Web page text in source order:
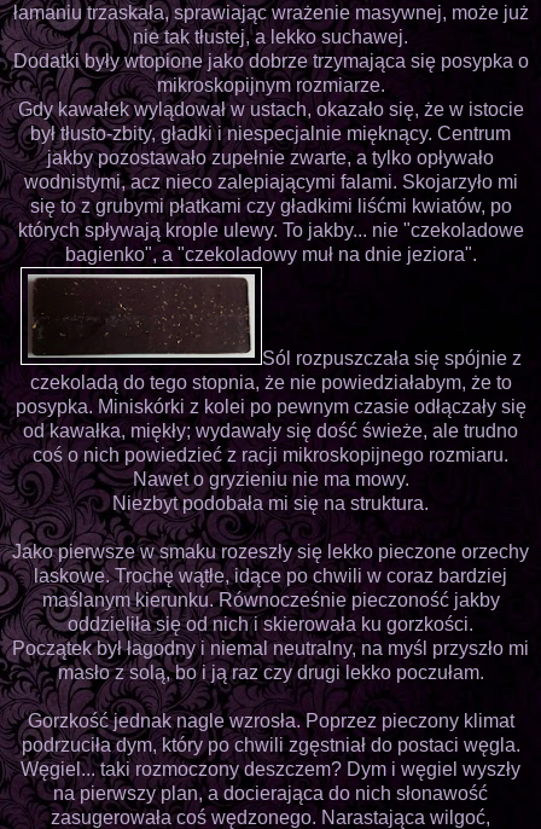
łamaniu trzaskała, sprawiając wrażenie masywnej, może już
nie tak tłustej, a lekko suchawej.
Dodatki były wtopione jako dobrze trzymająca się posypka o
mikroskopijnym rozmiarze.
Gdy kawałek wylądował w ustach, okazało się, że w istocie
był tłusto-zbity, gładki i niespecjalnie mięknący. Centrum
jakby pozostawało zupełnie zwarte, a tylko opływało
wodnistymi, acz nieco zalepiającymi falami. Skojarzyło mi
się to z grubymi płatkami czy gładkimi liśćmi kwiatów, po
których spływają krople ulewy. To jakby... nie "czekoladowe
bagienko", a "czekoladowy muł na dnie jeziora".
Sól rozpuszczała się spójnie z
czekoladą do tego stopnia, że nie powiedziałabym, że to
posypka. Miniskórki z kolei po pewnym czasie odłączały się
od kawałka, miękły; wydawały się dość świeże, ale trudno
coś o nich powiedzieć z racji mikroskopijnego rozmiaru.
Nawet o gryzieniu nie ma mowy.
Niezbyt podobała mi się na struktura.
Jako pierwsze w smaku rozeszły się lekko pieczone orzechy
laskowe. Trochę wątłe, idące po chwili w coraz bardziej
maślanym kierunku. Równocześnie pieczoność jakby
oddzieliła się od nich i skierowała ku gorzkości.
Początek był łagodny i niemal neutralny, na myśl przyszło mi
masło z solą, bo i ją raz czy drugi lekko poczułam.
Gorzkość jednak nagle wzrosła. Poprzez pieczony klimat
podrzuciła dym, który po chwili zgęstniał do postaci węgla.
Węgiel... taki rozmoczony deszczem? Dym i węgiel wyszły
na pierwszy plan, a docierająca do nich słonawość
zasugerowała coś wędzonego. Narastająca wilgoć,